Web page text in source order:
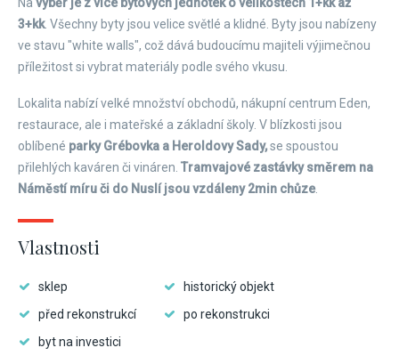
3+kk. Všechny byty jsou velice světlé a klidné. Byty jsou nabízeny
ve stavu "white walls", což dává budoucímu majiteli výjimečnou
příležitost si vybrat materiály podle svého vkusu.
Lokalita nabízí velké množství obchodů, nákupní centrum Eden,
restaurace, ale i mateřské a základní školy. V blízkosti jsou
oblíbené parky Grébovka a Heroldovy Sady,se spoustou
přilehlých kaváren či vináren. Tramvajové zastávky směrem na
Náměstí míru či do Nuslí jsou vzdáleny 2min chůze.
Vlastnosti
sklep
historický objekt
před rekonstrukcí
po rekonstrukci
byt na investici